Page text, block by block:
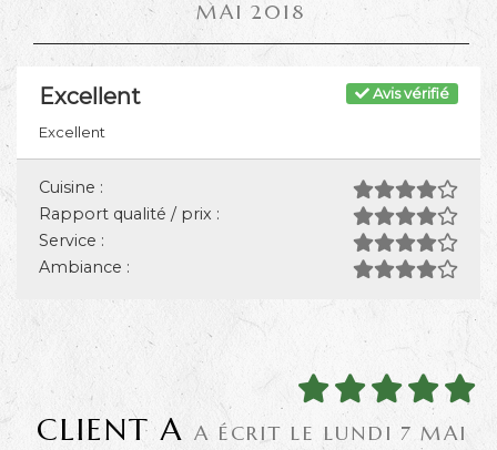
MAI 2018
Avis vérifié
Excellent
Excellent
Cuisine :
Rapport qualité / prix :
Service :
Ambiance :
CLIENT A A ÉCRIT LE LUNDI 7 MAI